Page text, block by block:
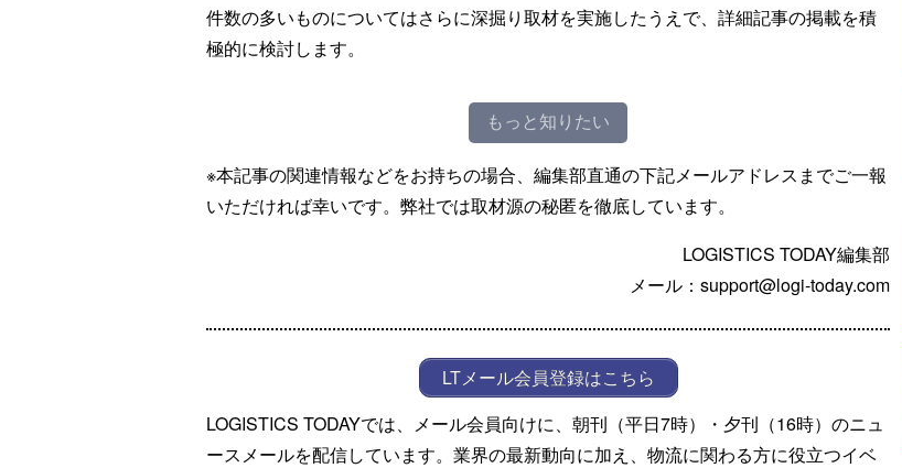
件数の多いものについてはさらに深掘り取材を実施したうえで、詳細記事の掲載を積
極的に検討します。
もっと知りたい
※本記事の関連情報などをお持ちの場合、編集部直通の下記メールアドレスまでご一報
いただければ幸いです。弊社では取材源の秘匿を徹底しています。
LOGISTICS TODAY編集部
メール：support@logi-today.com
LTメール会員登録はこちら
LOGISTICS TODAYでは、メール会員向けに、朝刊（平日7時）・夕刊（16時）のニュ
ースメールを配信しています。業界の最新動向に加え、物流に関わる方に役立つイベ